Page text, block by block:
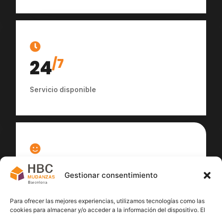
Gestionar consentimiento
Para ofrecer las mejores experiencias, utilizamos tecnologías como las
cookies para almacenar y/o acceder a la información del dispositivo. El
24/7
Servicio disponible
100